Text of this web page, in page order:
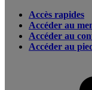
Accès rapides
Accéder au
Accéder au
Accéder au